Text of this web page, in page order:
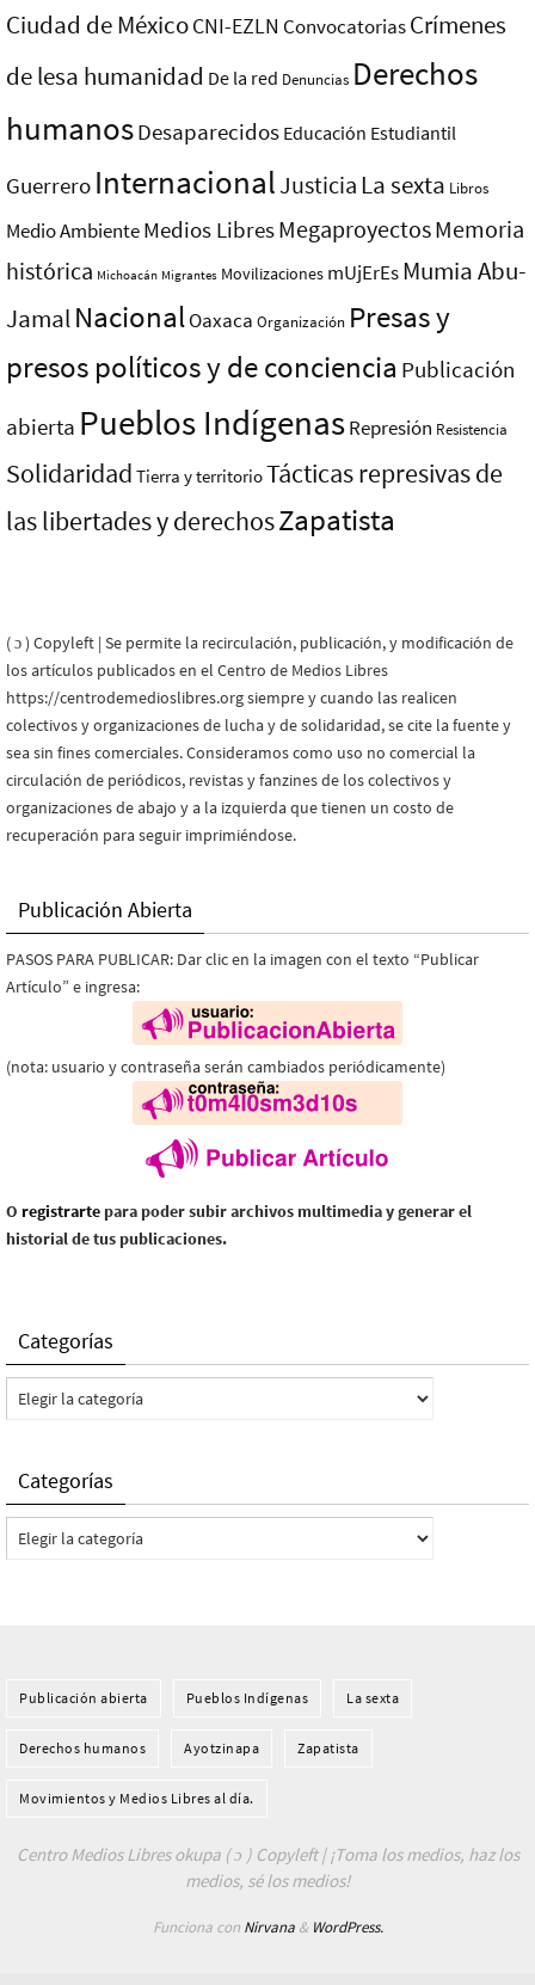
Ciudad de MéxicoCNI-EZLN ConvocatoriasCrímenes
de lesa humanidad De la red Denuncias Derechos
humanosDesaparecidos Educación Estudiantil
Guerrero InternacionalJusticia La sexta Libros
Medio AmbienteMedios LibresMegaproyectosMemoria
histórica Michoacán Migrantes Movilizaciones mUjErEsMumia Abu-
JamalNacionalOaxaca Organización Presas y
presos polí­ticos y de conciencia Publicación
abierta Pueblos Indí­genasRepresión Resistencia
Solidaridad Tierra y territorioTácticas represivas de
las libertades y derechosZapatista
( ɔ ) Copyleft | Se permite la recirculación, publicación, y modificación de
los artículos publicados en el Centro de Medios Libres
https://centrodemedioslibres.org siempre y cuando las realicen
colectivos y organizaciones de lucha y de solidaridad, se cite la fuente y
sea sin fines comerciales. Consideramos como uso no comercial la
circulación de periódicos, revistas y fanzines de los colectivos y
organizaciones de abajo y a la izquierda que tienen un costo de
recuperación para seguir imprimiéndose.
Publicación Abierta
PASOS PARA PUBLICAR: Dar clic en la imagen con el texto “Publicar
Artículo” e ingresa:
(nota: usuario y contraseña serán cambiados periódicamente)
O registrarte para poder subir archivos multimedia y generar el
historial de tus publicaciones.
Categorías
Categorías
Categorías
Categorías
Publicación abierta Pueblos Indí­genas La sexta
Derechos humanos Ayotzinapa Zapatista
Movimientos y Medios Libres al día.
Centro Medios Libres okupa ( ɔ ) Copyleft | ¡Toma los medios, haz los
medios, sé los medios!
Funciona con Nirvana& WordPress.